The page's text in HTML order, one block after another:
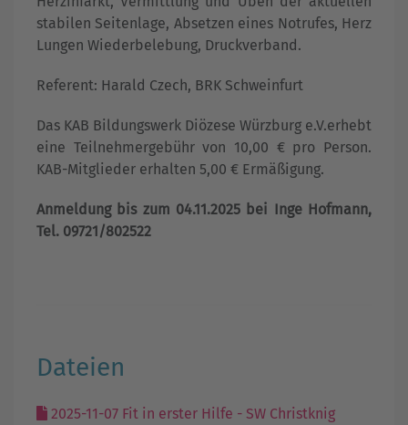
stabilen Seitenlage, Absetzen eines Notrufes, Herz
Lungen Wiederbelebung, Druckverband.
Referent: Harald Czech, BRK Schweinfurt
Das KAB Bildungswerk Diözese Würzburg e.V.erhebt
eine Teilnehmergebühr von 10,00 € pro Person.
KAB-Mitglieder erhalten 5,00 € Ermäßigung.
Anmeldung bis zum 04.11.2025 bei Inge Hofmann,
Tel. 09721/802522
Dateien
2025-11-07 Fit in erster Hilfe - SW Christknig